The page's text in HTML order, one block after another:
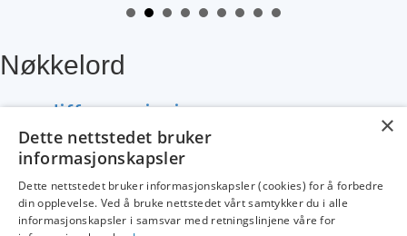
Nøkkelord
differensiering fremhevet
gnoinkludering krle kulturleseforståelse
lesing læringsmiljø
muntlig naturfag nivådelt norskpraktiskpsykisk helse
×
Dette nettstedet bruker
informasjonskapsler
Dette nettstedet bruker informasjonskapsler (cookies) for å forbedre
din opplevelse. Ved å bruke nettstedet vårt samtykker du i alle
informasjonskapsler i samsvar med retningslinjene våre for